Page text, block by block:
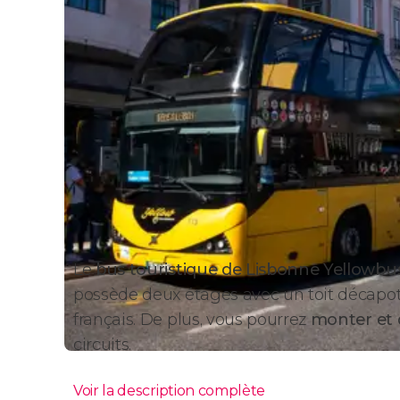
Lebus touristique de Lisbonne
possède deux étages avec un toit
français. De plus, vous pourrez monter et
circuits.
Voir la description complète